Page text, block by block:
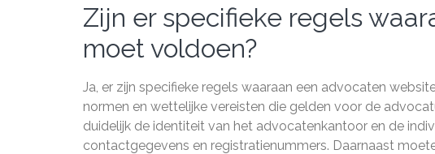
Zijn er specifieke regels
moet voldoen?
Ja, er zijn specifieke regels waaraan een advocaten
normen en wettelijke vereisten die gelden voor de
duidelijk de identiteit van het advocatenkantoor en de
contactgegevens en registratienummers. Daarnaast